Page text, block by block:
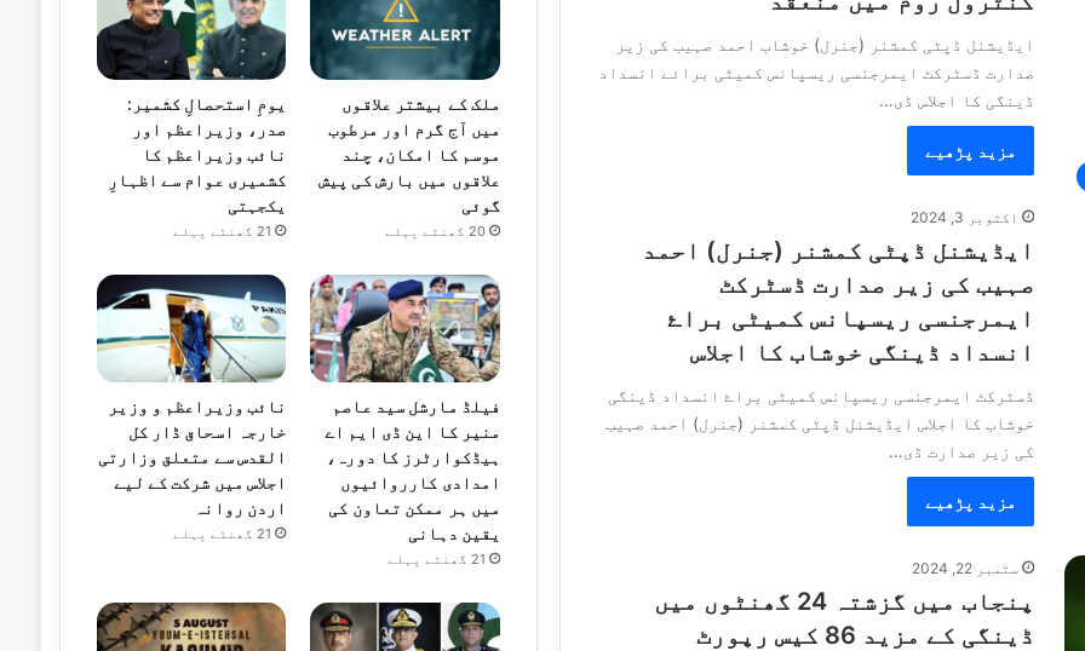
ایڈیشنل ڈپٹی کمشنر (جنرل) خوشاب احمد صہیب کی زیر
صدارت ڈسٹرکٹ ایمرجنسی ریسپانس کمیٹی برائے انسداد
ڈینگی کا اجلاس ڈی…
مزید پڑھیے
اکتوبر 3, 2024
ایڈیشنل ڈپٹی کمشنر (جنرل) احمد
صہیب کی زیر صدارت ڈسٹرکٹ
ایمرجنسی ریسپانس کمیٹی براۓ
انسداد ڈینگی خوشاب کا اجلاس
ڈسٹرکٹ ایمرجنسی ریسپانس کمیٹی براۓ انسداد ڈینگی
خوشاب کا اجلاس ایڈیشنل ڈپٹی کمشنر (جنرل) احمد صہیب
کی زیر صدارت ڈی…
مزید پڑھیے
ستمبر 22, 2024
پنجاب میں گزشتہ 24 گھنٹوں میں
ڈینگی کے مزید 86 کیس رپورٹ
ملک کے بیشتر علاقوں
میں آج گرم اور مرطوب
موسم کا امکان، چند
علاقوں میں بارش کی پیش
گوئی
20 گھنٹے پہلے
یومِ استحصالِ کشمیر:
صدر، وزیراعظم اور
نائب وزیراعظم کا
کشمیری عوام سے اظہارِ
یکجہتی
21 گھنٹے پہلے
فیلڈ مارشل سید عاصم
منیر کا این ڈی ایم اے
ہیڈکوارٹرز کا دورہ،
امدادی کارروائیوں
میں ہر ممکن تعاون کی
یقین دہانی
21 گھنٹے پہلے
نائب وزیراعظم و وزیر
خارجہ اسحاق ڈار کل
القدس سے متعلق وزارتی
اجلاس میں شرکت کے لیے
اردن روانہ
21 گھنٹے پہلے